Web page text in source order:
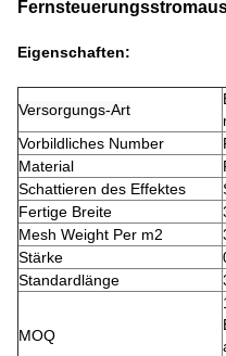
Eigenschaften:
Versorgungs-Art
Vorbildliches Number
Material
Schattieren des Effektes
Fertige Breite
Mesh Weight Per m2
Stärke
Standardlänge
MOQ